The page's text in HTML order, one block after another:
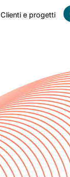
Clienti e progetti